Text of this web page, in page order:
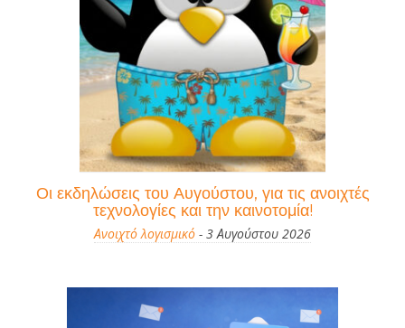
Οι εκδηλώσεις του Αυγούστου, για τις ανοιχτές
τεχνολογίες και την καινοτομία!
Ανοιχτό λογισμικό - 3 Αυγούστου 2026